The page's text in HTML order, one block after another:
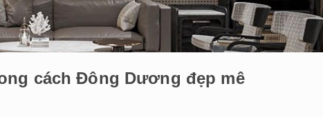
cách Đông Dương đẹp mê